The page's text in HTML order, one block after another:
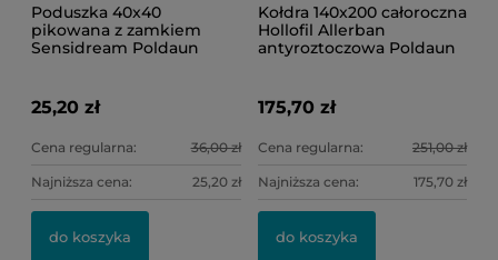
Poduszka 40x40
pikowana z zamkiem
Sensidream Poldaun
25,20 zł
Cena regularna: 36,00 zł
Najniższa cena: 25,20 zł
do koszyka
Kołdra 140x200 całoroczna
Hollofil Allerban
antyroztoczowa Poldaun
175,70 zł
Cena regularna: 251,00 zł
Najniższa cena: 175,70 zł
do koszyka